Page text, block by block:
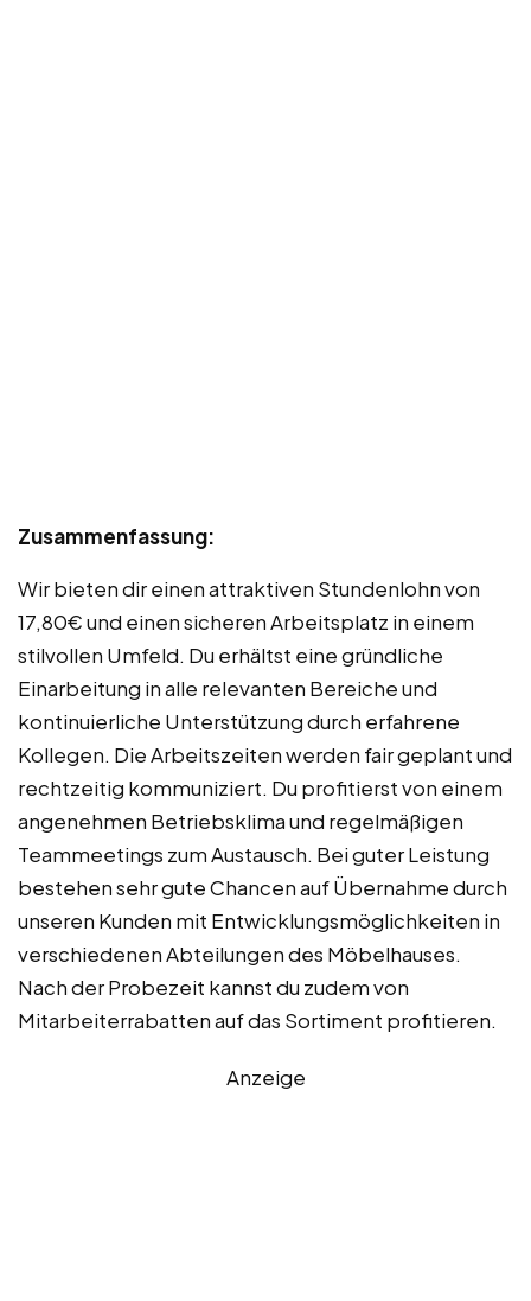
Zusammenfassung:
Wir bieten dir einen attraktiven Stundenlohn von
17,80€ und einen sicheren Arbeitsplatz in einem
stilvollen Umfeld. Du erhältst eine gründliche
Einarbeitung in alle relevanten Bereiche und
kontinuierliche Unterstützung durch erfahrene
Kollegen. Die Arbeitszeiten werden fair geplant und
rechtzeitig kommuniziert. Du profitierst von einem
angenehmen Betriebsklima und regelmäßigen
Teammeetings zum Austausch. Bei guter Leistung
bestehen sehr gute Chancen auf Übernahme durch
unseren Kunden mit Entwicklungsmöglichkeiten in
verschiedenen Abteilungen des Möbelhauses.
Nach der Probezeit kannst du zudem von
Mitarbeiterrabatten auf das Sortiment profitieren.
Anzeige